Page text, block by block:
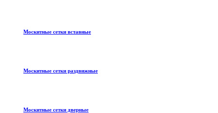
Москитные сетки вставные
Москитные сетки раздвижные
Москитные сетки дверные